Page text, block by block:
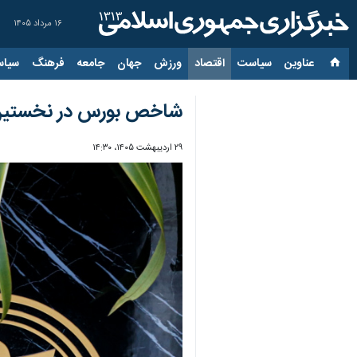
۱۶ مرداد ۱۴۰۵
عناوین‌ سیاست اقتصاد ورزش جهان جامعه فرهنگ
شاخص بورس در نخستین روز کاری
۲۹ اردیبهشت ۱۴۰۵، ۱۴:۳۰